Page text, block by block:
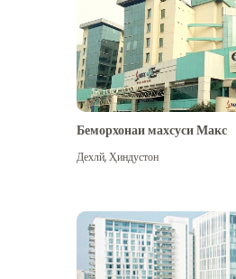
Беморхонаи махсуси Макс
Дехлй,Ҳиндустон